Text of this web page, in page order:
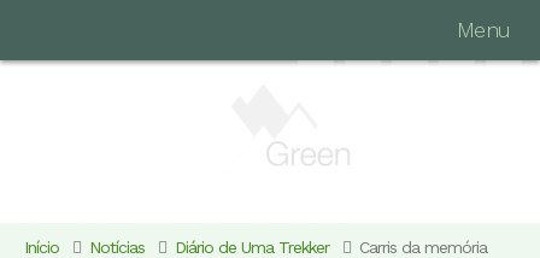
Menu
Início Notícias Diário de Uma Trekker Carris da memória